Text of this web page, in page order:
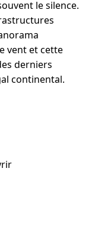
le silence.
vent et cette
derniers
continental.